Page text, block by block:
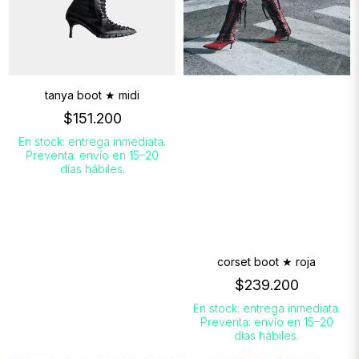
tanya boot ★ midi
$151.200
En stock: entrega inmediata.
Preventa: envío en 15–20
días hábiles.
corset boot ★ roja
$239.200
En stock: entrega inmediata.
Preventa: envío en 15–20
días hábiles.